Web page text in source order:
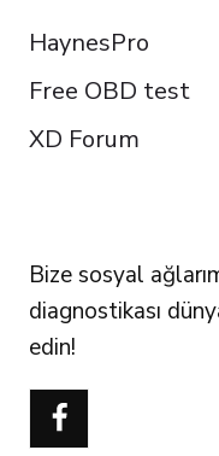
HaynesPro
Free OBD test
XD Forum
Bize sosyal
diagnostikası
edin!